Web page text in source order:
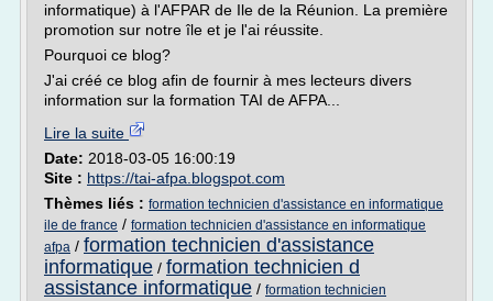
informatique) à l'AFPAR de Ile de la Réunion. La première
promotion sur notre île et je l'ai réussite.
Pourquoi ce blog?
J'ai créé ce blog afin de fournir à mes lecteurs divers
information sur la formation TAI de AFPA...
Lire la suite
Date: 2018-03-05 16:00:19
Site : https://tai-afpa.blogspot.com
Thèmes liés : formation technicien d'assistance en informatique
ile de france / formation technicien d'assistance en informatique
afpa / formation technicien d'assistance
informatique / formation technicien d
assistance informatique / formation technicien